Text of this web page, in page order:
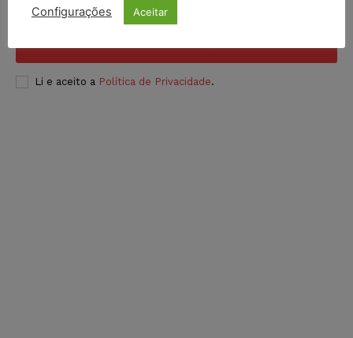
Li e aceito a Política de Privacidade.
Configurações Aceitar